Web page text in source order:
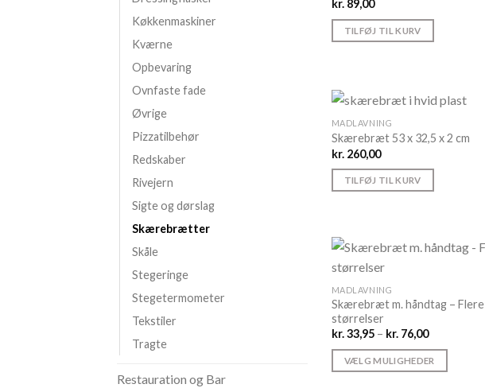
Køkkenmaskiner
Kværne
Opbevaring
Ovnfaste fade
Øvrige
Pizzatilbehør
Redskaber
Rivejern
Sigte og dørslag
Skærebrætter
Skåle
Stegeringe
Stegetermometer
Tekstiler
Tragte
Restauration og Bar
kr.89,00
TILFØJ TIL KURV
MADLAVNING
Skærebræt 53 x 32,5 x 2 cm
kr.260,00
TILFØJ TIL KURV
MADLAVNING
Skærebræt m. håndtag – Flere
størrelser
kr.33,95 – kr.76,00Prisinterval:
til
kr. 76,00
VÆLG MULIGHEDER